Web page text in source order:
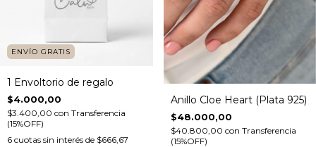
ENVÍO GRATIS
1 Envoltorio de regalo
$4.000,00
$3.400,00 con Transferencia
(15%OFF)
6 cuotas sin interés de $666,67
Anillo Cloe Heart (Plata 925)
$48.000,00
$40.800,00 con Transferencia
(15%OFF)